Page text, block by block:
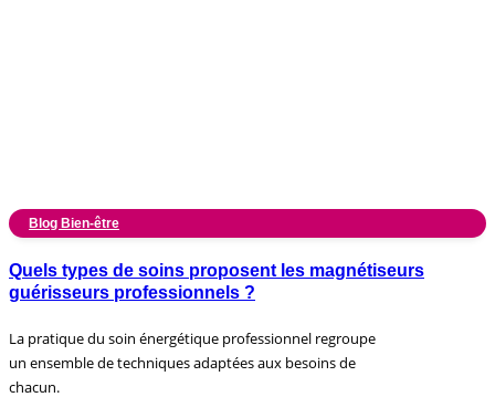
Blog Bien-être
Quels types de soins proposent les magnétiseurs
guérisseurs professionnels ?
La pratique du soin énergétique professionnel regroupe
un ensemble de techniques adaptées aux besoins de
chacun.